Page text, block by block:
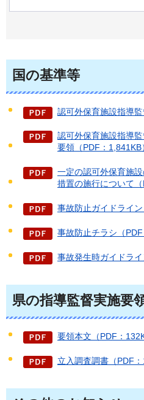
国の基準等
認可外保育施設指導
認可外保育施設指導
要領（PDF：1,841KB
一定の認可外保育施
措置の施行について（
事故防止ガイドライン
事故防止チラシ（PDF
事故発生時ガイドライ
県の指導監督実施要
要領本文（PDF：
立入調査調書（PDF：